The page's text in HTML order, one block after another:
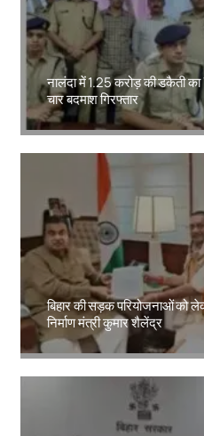
नालंदा में 1.25 करोड़ की डकैती
चार बदमाश गिरफ्तार
Amit Lekh
बिहार की सड़क परियोजनाओं को
निर्माण मंत्री कुमार शैलेंद्र
Amit Lekh